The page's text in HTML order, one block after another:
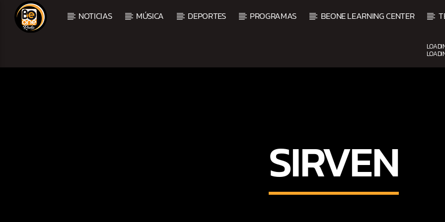
NOTICIAS MÚSICA DEPORTES PROGRAMAS BEONE LEARNING CENTER
6:00 AM 9:00 AM
SIRVEN